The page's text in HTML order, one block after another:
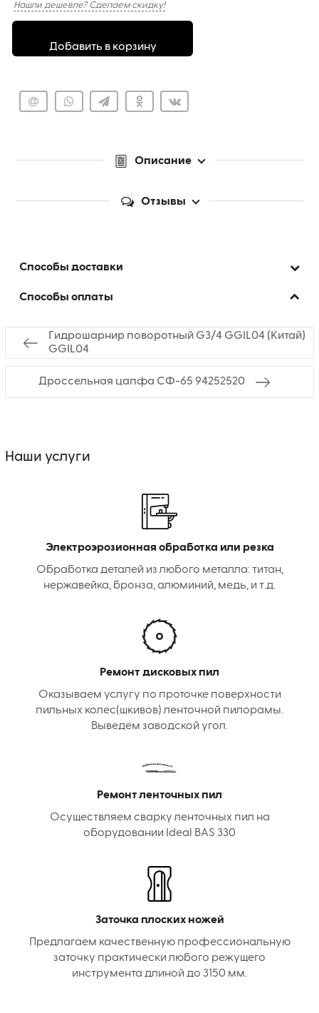
Нашли дешевле? Сделаем скидку!
Добавить в корзину
Описание
Отзывы
Способы доставки
Способы оплаты
Гидрошарнир поворотный G3/4 GGIL04 (Китай)
GGIL04
Дроссельная цапфа СФ-65 94252520
Наши услуги
Электроэрозионная обработка или резка
Обработка деталей из любого металла: титан,
нержавейка, бронза, алюминий, медь, и т.д.
Ремонт дисковых пил
Оказываем услугу по проточке поверхности
пильных колес(шкивов) ленточной пилорамы.
Выведем заводской угол.
Ремонт ленточных пил
Осуществляем сварку ленточных пил на
оборудовании Ideal BAS 330
Заточка плоских ножей
Предлагаем качественную профессиональную
заточку практически любого режущего
инструмента длиной до 3150 мм.